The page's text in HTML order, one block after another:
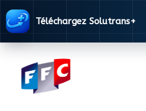
Téléchargez Solutrans+